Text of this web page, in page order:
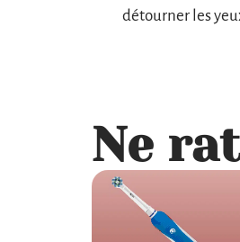
détourner les
Ne